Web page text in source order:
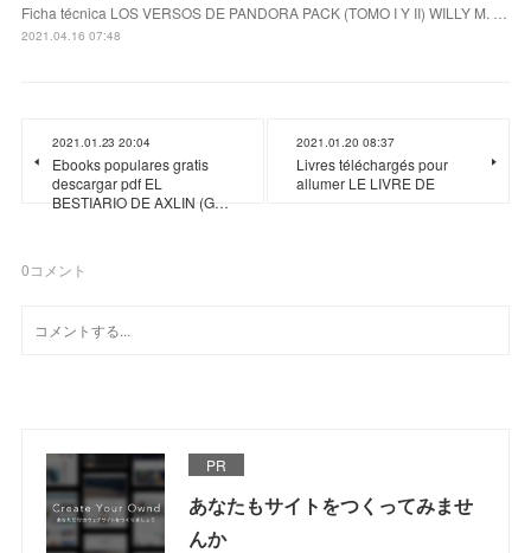
Ficha técnica LOS VERSOS DE PANDORA PACK (TOMO I Y II) WILLY M. …
2021.04.16 07:48
2021.01.23 20:04
Ebooks populares gratis
descargar pdf EL
BESTIARIO DE AXLIN (G…
2021.01.20 08:37
Livres téléchargés pour
allumer LE LIVRE DE
0コメント
PR
あなたもサイトをつくってみませ
んか